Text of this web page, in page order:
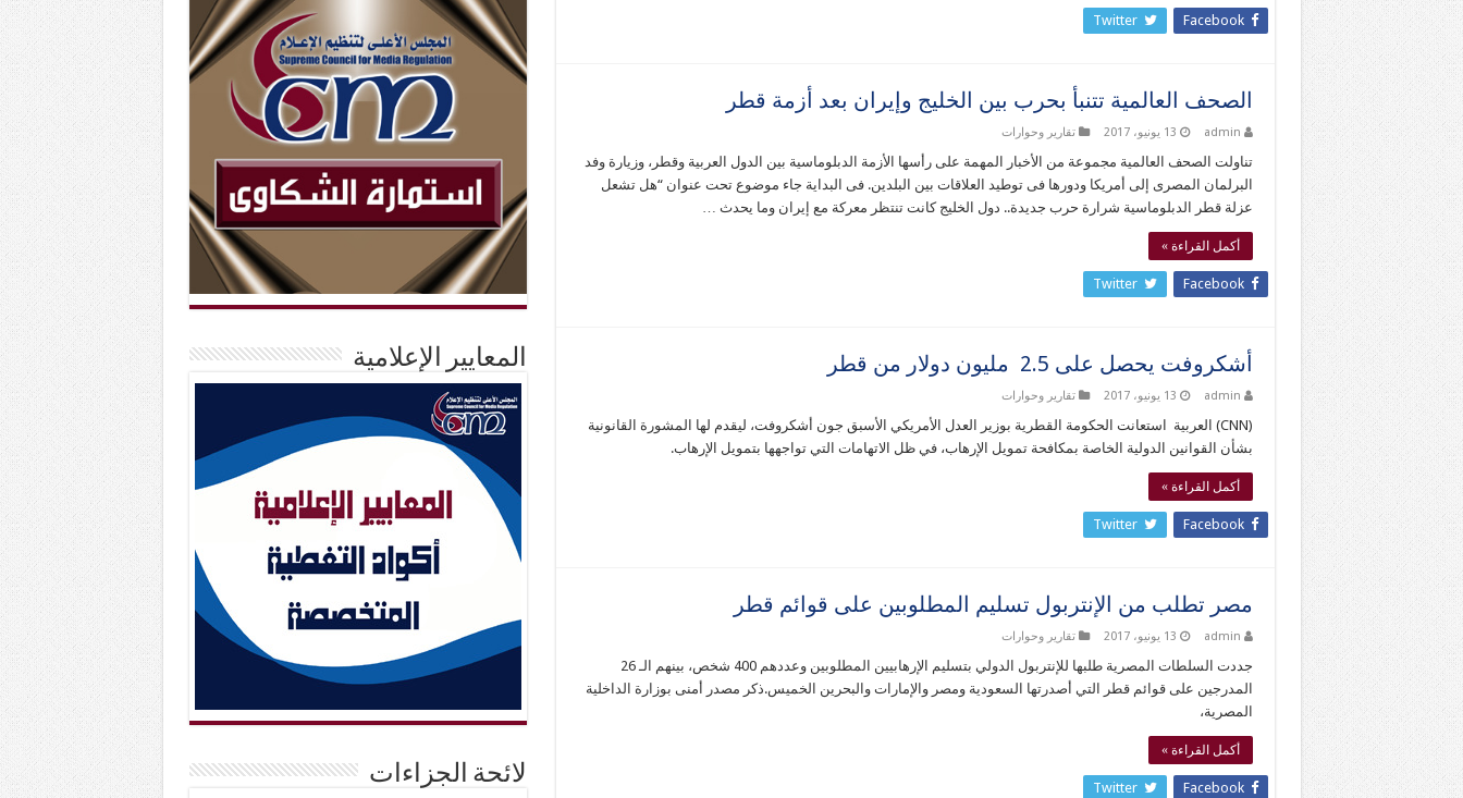
Facebook
Twitter
الصحف العالمية تتنبأ بحرب بين الخليج وإيران بعد أزمة قطر
admin 13 يونيو، 2017 تقارير وحوارات
تناولت الصحف العالمية مجموعة من الأخبار المهمة على رأسها الأزمة الدبلوماسية بين الدول العربية وقطر، وزيارة وفد
البرلمان المصرى إلى أمريكا ودورها فى توطيد العلاقات بين البلدين. فى البداية جاء موضوع تحت عنوان “هل تشعل
عزلة قطر الدبلوماسية شرارة حرب جديدة.. دول الخليج كانت تنتظر معركة مع إيران وما يحدث …
أكمل القراءة »
Facebook
Twitter
أشكروفت يحصل على 2.5 مليون دولار من قطر
admin 13 يونيو، 2017 تقارير وحوارات
(CNN) العربية استعانت الحكومة القطرية بوزير العدل الأمريكي الأسبق جون أشكروفت، ليقدم لها المشورة القانونية
بشأن القوانين الدولية الخاصة بمكافحة تمويل الإرهاب، في ظل الاتهامات التي تواجهها بتمويل الإرهاب.
أكمل القراءة »
Facebook
Twitter
مصر تطلب من الإنتربول تسليم المطلوبين على قوائم قطر
admin 13 يونيو، 2017 تقارير وحوارات
جددت السلطات المصرية طلبها للإنتربول الدولي بتسليم الإرهابيين المطلوبين وعددهم 400 شخص، بينهم الـ 26
المدرجين على قوائم قطر التي أصدرتها السعودية ومصر والإمارات والبحرين الخميس.ذكر مصدر أمنى بوزارة الداخلية
المصرية،
أكمل القراءة »
Facebook
Twitter
المعايير الإعلامية
لائحة الجزاءات